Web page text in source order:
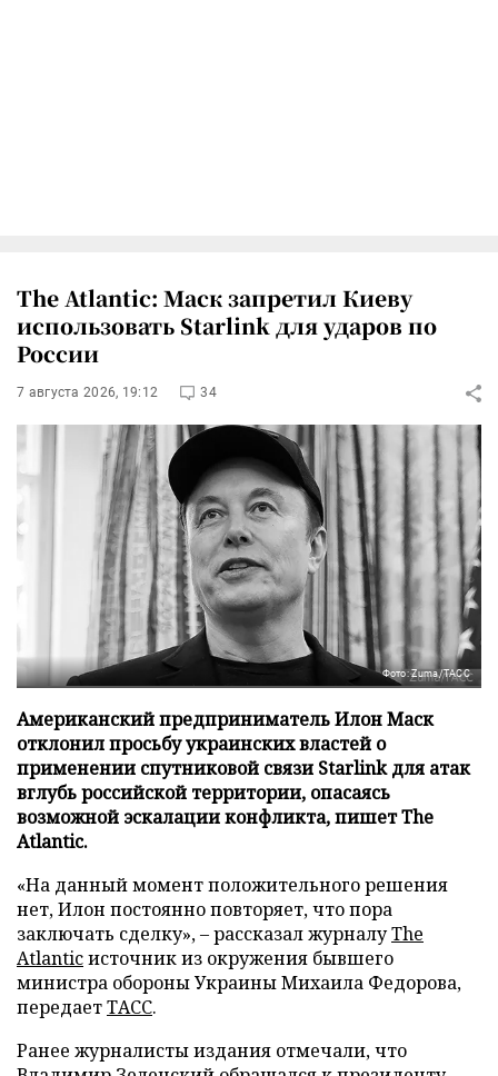
The Atlantic: Маск запретил Киеву
использовать Starlink для ударов по
России
7 августа 2026, 19:12 34
Фото: Zuma/ТАСС
Американский предприниматель Илон Маск
отклонил просьбу украинских властей о
применении спутниковой связи Starlink для атак
вглубь российской территории, опасаясь
возможной эскалации конфликта, пишет The
Atlantic.
«На данный момент положительного решения
нет, Илон постоянно повторяет, что пора
заключать сделку», – рассказал журналуThe
Atlanticисточник из окружения бывшего
министра обороны Украины Михаила Федорова,
передаетТАСС.
Ранее журналисты издания отмечали, что